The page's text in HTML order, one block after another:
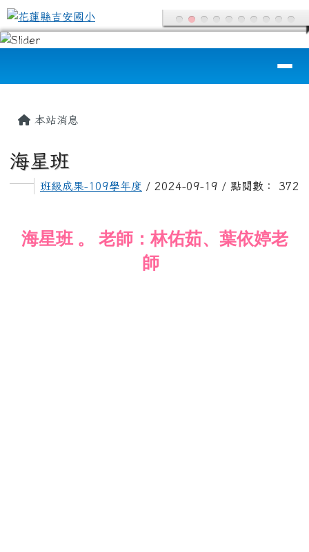
跳至主內容區
花蓮縣吉安國小
本站消息
海星班
班級成果-109學年度 / 2024-09-19 / 點閱數： 372
海星班 。 老師：林佑茹、葉依婷老
師